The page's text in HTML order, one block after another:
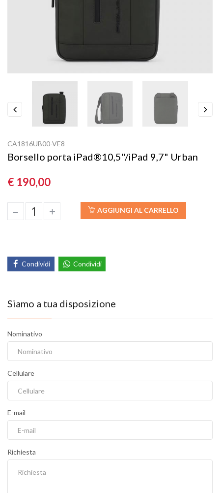
CA1816UB00-VE8
Borsello porta iPad®10,5"/iPad 9,7" Urban
€ 190,00
– + AGGIUNGI AL CARRELLO
Condividi Condividi
Siamo a tua disposizione
Nominativo
Cellulare
E-mail
Richiesta